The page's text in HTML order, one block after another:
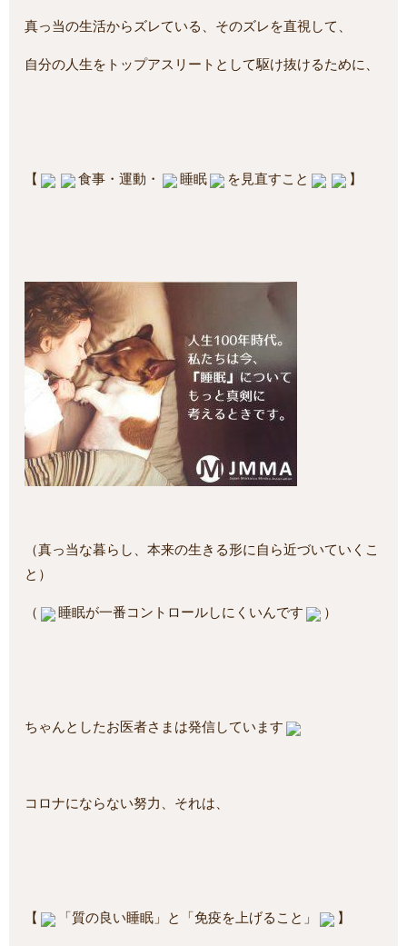
真っ当の生活からズレている、そのズレを直視して、
自分の人生をトップアスリートとして駆け抜けるために、
【 食事・運動・ 睡眠 を見直すこと 】
（真っ当な暮らし、本来の生きる形に自ら近づいていくこ
と）
（ 睡眠が一番コントロールしにくいんです ）
ちゃんとしたお医者さまは発信しています
コロナにならない努力、それは、
【 「質の良い睡眠」と「免疫を上げること」 】